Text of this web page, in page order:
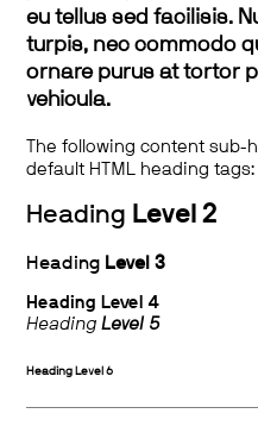
eu tellus sed facilisis.
turpis, nec commodo
ornare purus at tortor
vehicula.
The following content
default HTML heading tags:
Heading Level 2
Heading Level 3
Heading Level 4
HeadingLevel 5
Heading Level 6